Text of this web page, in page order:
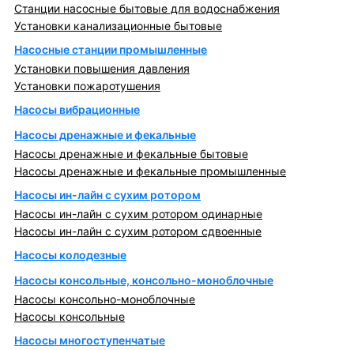
Станции насосные бытовые для водоснабжения
Установки канализационные бытовые
Насосные станции промышленные
Установки повышения давления
Установки пожаротушения
Насосы вибрационные
Насосы дренажные и фекальные
Насосы дренажные и фекальные бытовые
Насосы дренажные и фекальные промышленные
Насосы ин-лайн с сухим ротором
Насосы ин-лайн с сухим ротором одинарные
Насосы ин-лайн с сухим ротором сдвоенные
Насосы колодезные
Насосы консольные, консольно-моноблочные
Насосы консольно-моноблочные
Насосы консольные
Насосы многоступенчатые